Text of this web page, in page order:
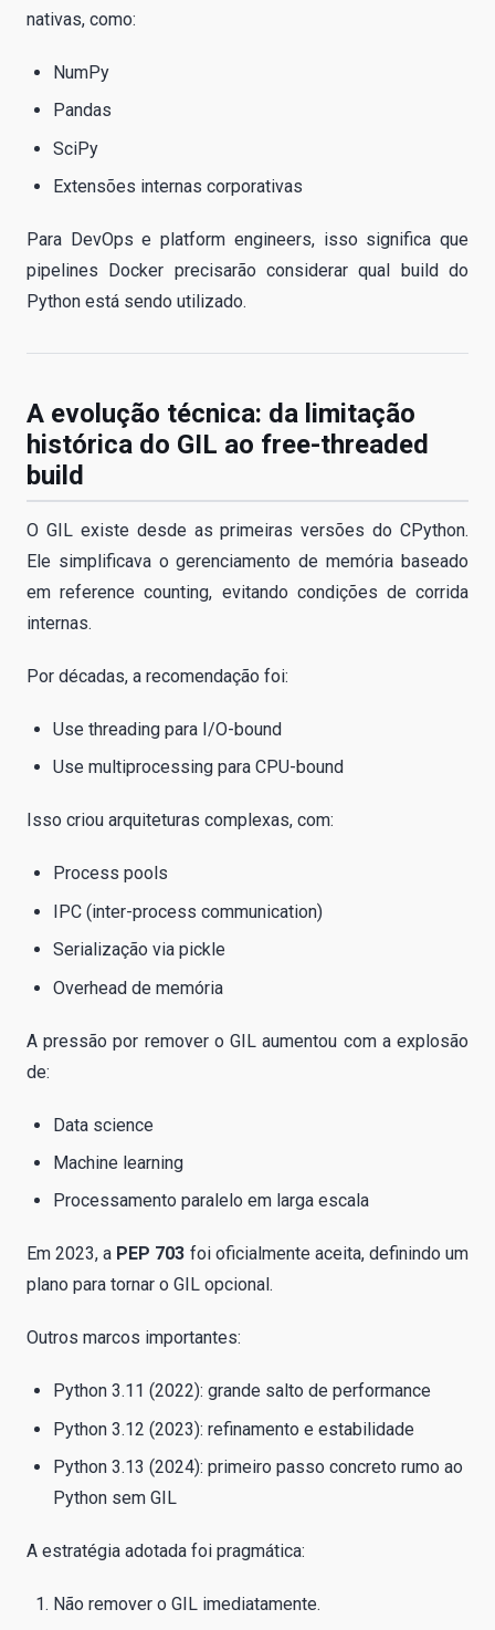
nativas, como:
NumPy
Pandas
SciPy
Extensões internas corporativas
Para DevOps e platform engineers, isso significa que
pipelines Docker precisarão considerar qual build do
Python está sendo utilizado.
A evolução técnica: da limitação
histórica do GIL ao free-threaded
build
O GIL existe desde as primeiras versões do CPython.
Ele simplificava o gerenciamento de memória baseado
em reference counting, evitando condições de corrida
internas.
Por décadas, a recomendação foi:
Use threading para I/O-bound
Use multiprocessing para CPU-bound
Isso criou arquiteturas complexas, com:
Process pools
IPC (inter-process communication)
Serialização via pickle
Overhead de memória
A pressão por remover o GIL aumentou com a explosão
de:
Data science
Machine learning
Processamento paralelo em larga escala
Em 2023, a PEP 703 foi oficialmente aceita, definindo um
plano para tornar o GIL opcional.
Outros marcos importantes:
Python 3.11 (2022): grande salto de performance
Python 3.12 (2023): refinamento e estabilidade
Python 3.13 (2024): primeiro passo concreto rumo ao
Python sem GIL
A estratégia adotada foi pragmática:
Não remover o GIL imediatamente.